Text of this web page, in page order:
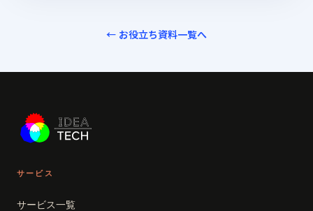
← お役立ち資料一覧へ
サービス
サービス一覧